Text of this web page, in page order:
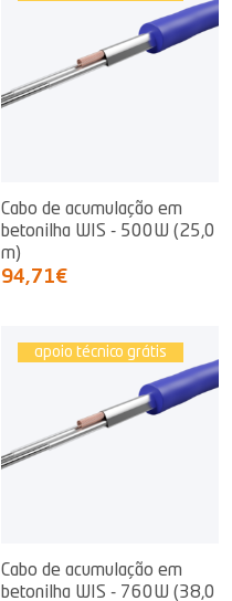
Cabo de acumulação em
betonilha WIS - 500W (25,0
m)
94,71€
apoio técnico grátis
Cabo de acumulação em
betonilha WIS - 760W (38,0